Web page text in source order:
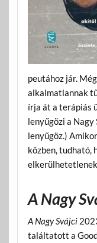
peutához jár.
alkalmatlannak
írja át a terápiás
lenyűgözi a Nagy
lenyűgöz.)
közben, tudható,
A Nagy
A Nagy Svájci
találtatott a